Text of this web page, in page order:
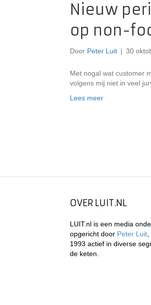
Nieuw
op non-
Door Peter Luit | 30
Met nogal wat customer
volgens mij niet in veel
Lees meer
OVER LUIT.NL
LUIT.nl is een media
opgericht door Peter Luit
1993 actief in diverse
de keten.